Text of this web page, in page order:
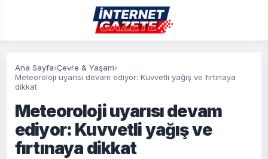
Ana Sayfa›Çevre & Yaşam›
Meteoroloji uyarısı devam ediyor: Kuvvetli yağış ve fırtınaya
dikkat
Meteoroloji uyarısı devam
ediyor: Kuvvetli yağış ve
fırtınaya dikkat